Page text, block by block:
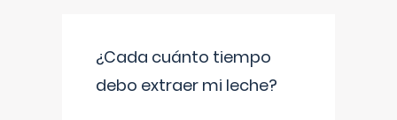
¿Cada cuánto tiempo
debo extraer mi leche?